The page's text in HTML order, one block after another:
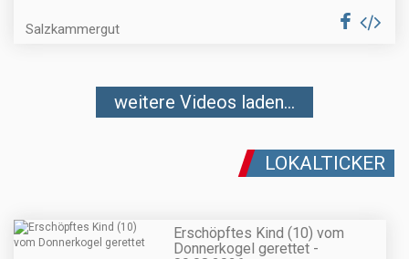
Salzkammergut
weitere Videos laden...
LOKALTICKER
Erschöpftes Kind (10) vom
Donnerkogel gerettet -